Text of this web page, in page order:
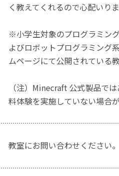
く教えてくれるので心配いり
※小学生対象のプログラミン
よびロボットプログラミング
ムページにて公開されている
（注）Minecraft 公式製品で
料体験を実施していない場合が
教室にお問い合わせください。